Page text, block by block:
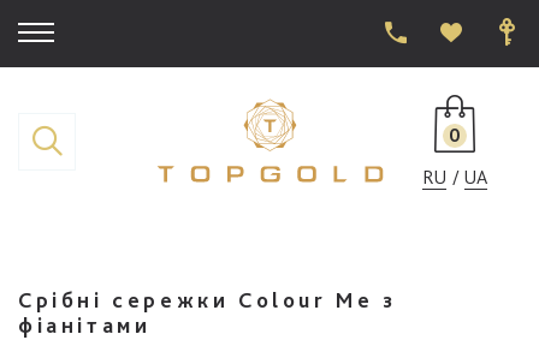
0
RU
UA
Срібні сережки Colour Me з
фіанітами